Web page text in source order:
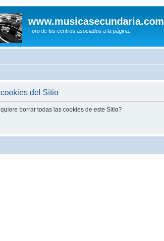
www.musicasecundaria.com
Foro de los centros asociados a la página.
del Sitio
borrar todas las cookies de este Sitio?